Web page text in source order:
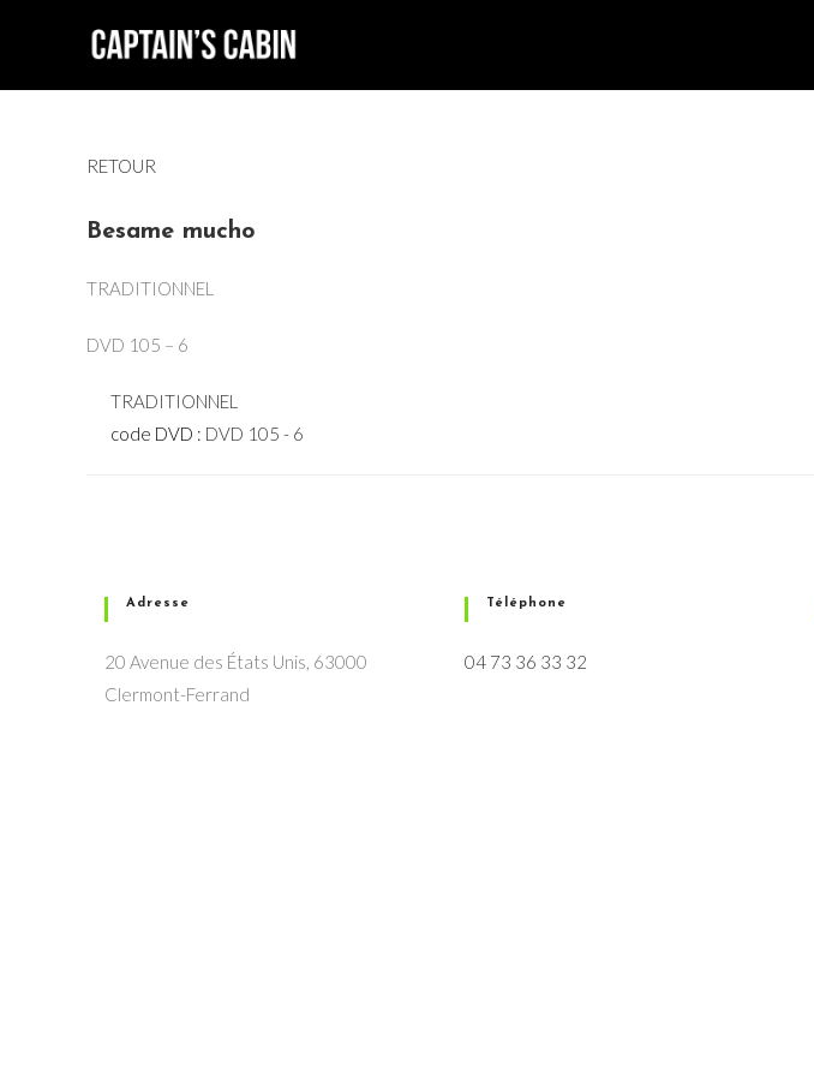
RETOUR
Besame mucho
TRADITIONNEL
DVD 105 – 6
TRADITIONNEL
code DVD : DVD 105 - 6
Adresse
20 Avenue des États Unis, 63000
Clermont-Ferrand
Téléphone
04 73 36 33 32